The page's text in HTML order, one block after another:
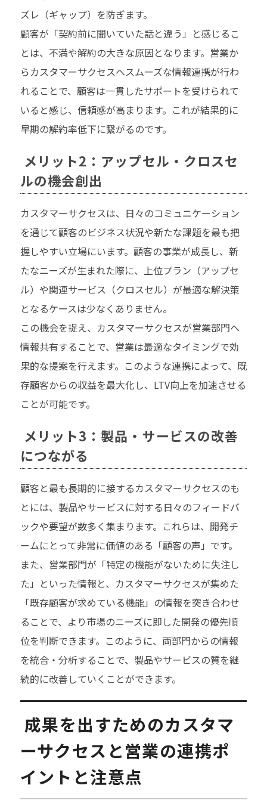
ズレ（ギャップ）を防ぎます。
顧客が「契約前に聞いていた話と違う」と感じるこ
とは、不満や解約の大きな原因となります。営業か
らカスタマーサクセスへスムーズな情報連携が行わ
れることで、顧客は一貫したサポートを受けられて
いると感じ、信頼感が高まります。これが結果的に
早期の解約率低下に繋がるのです。
メリット2：アップセル・クロスセ
ルの機会創出
カスタマーサクセスは、日々のコミュニケーション
を通じて顧客のビジネス状況や新たな課題を最も把
握しやすい立場にいます。顧客の事業が成長し、新
たなニーズが生まれた際に、上位プラン（アップセ
ル）や関連サービス（クロスセル）が最適な解決策
となるケースは少なくありません。
この機会を捉え、カスタマーサクセスが営業部門へ
情報共有することで、営業は最適なタイミングで効
果的な提案を行えます。このような連携によって、既
存顧客からの収益を最大化し、LTV向上を加速させる
ことが可能です。
メリット3：製品・サービスの改善
につながる
顧客と最も長期的に接するカスタマーサクセスのも
とには、製品やサービスに対する日々のフィードバ
ックや要望が数多く集まります。これらは、開発チ
ームにとって非常に価値のある「顧客の声」です。
また、営業部門が「特定の機能がないために失注し
た」といった情報と、カスタマーサクセスが集めた
「既存顧客が求めている機能」の情報を突き合わせ
ることで、より市場のニーズに即した開発の優先順
位を判断できます。このように、両部門からの情報
を統合・分析することで、製品やサービスの質を継
続的に改善していくことができます。
成果を出すためのカスタマ
ーサクセスと営業の連携ポ
イントと注意点